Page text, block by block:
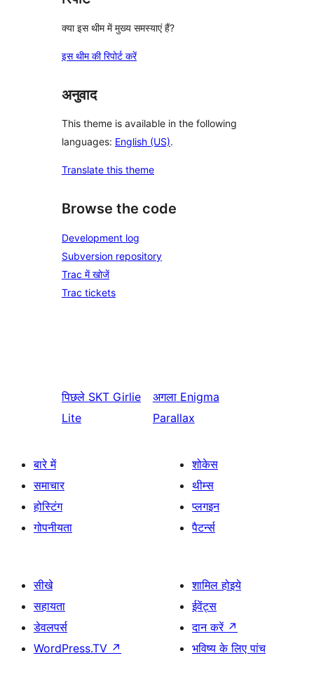
क्या इस थीम में मुख्य समस्याएं हैं?
इस थीम की रिपोर्ट करें
अनुवाद
This theme is available in the following
languages: English (US).
Translate this theme
Browse the code
Development log
Subversion repository
Trac में खोजें
Trac tickets
पिछले SKT Girlie
Lite
अगला Enigma
Parallax
बारे में
समाचार
होस्टिंग
गोपनीयता
शोकेस
थीम्स
प्लगइन
पैटर्न्स
सीखे
सहायता
डेवलपर्स
WordPress.TV ↗
शामिल होइये
ईवेंट्स
दान करें ↗
भविष्य के लिए पांच